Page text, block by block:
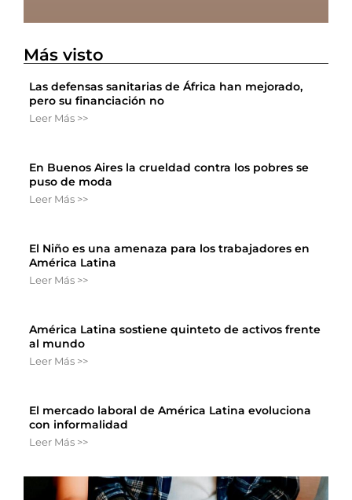
Más visto
Las defensas sanitarias de África han mejorado,
pero su financiación no
Leer Más >>
En Buenos Aires la crueldad contra los pobres se
puso de moda
Leer Más >>
El Niño es una amenaza para los trabajadores en
América Latina
Leer Más >>
América Latina sostiene quinteto de activos frente
al mundo
Leer Más >>
El mercado laboral de América Latina evoluciona
con informalidad
Leer Más >>